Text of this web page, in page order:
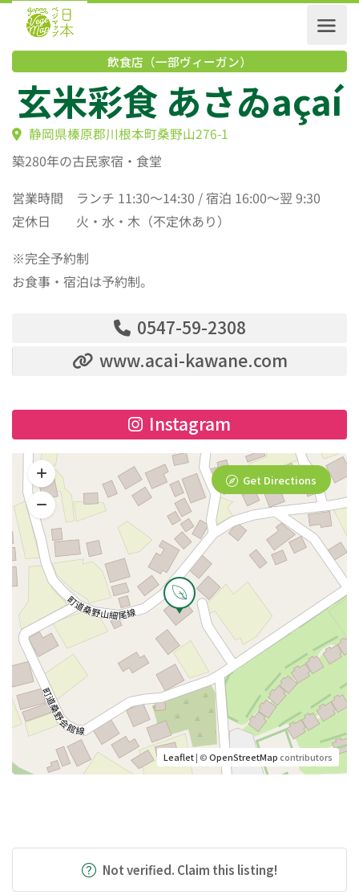
飲食店（一部ヴィーガン）
玄米彩食 あさゐ
静岡県榛原郡川根本町桑野山276-1
築280年の古民家宿・食堂
営業時間 ランチ 11:30～14:30 / 宿泊 16:00～翌 9:30
定休日 火・水・木（不定休あり）
※完全予約制
お食事・宿泊は予約制。
0547-59-2308
www.acai-kawane.com
Instagram
Leaflet| ©OpenStreetMapcontributors
Get Directions
Not verified. Claim this listing!